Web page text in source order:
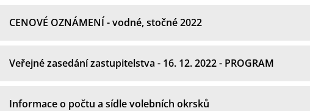
CENOVÉ OZNÁMENÍ - vodné, stočné 2022
Veřejné zasedání zastupitelstva - 16. 12. 2022 - PROGRAM
Informace o počtu a sídle volebních okrsků